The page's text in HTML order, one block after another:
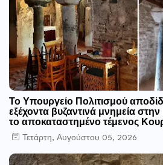
Το Υπουργείο Πολιτισμού
εξέχοντα βυζαντινά μνημεία
το αποκαταστημένο τέμενος
Τετάρτη, Αυγούστου 05, 2026